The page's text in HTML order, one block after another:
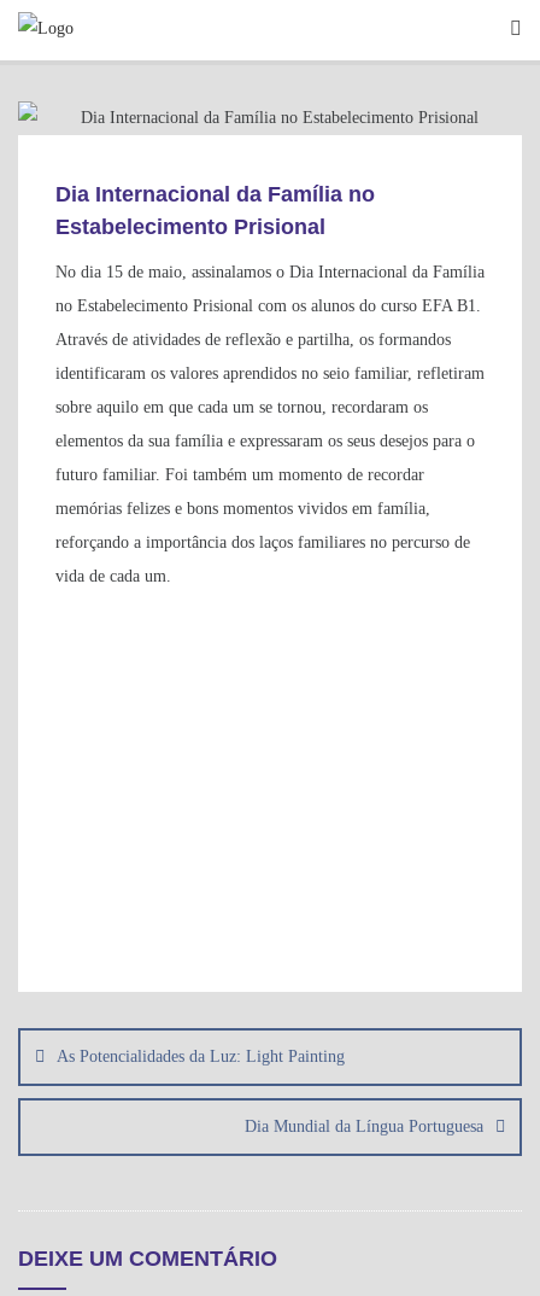
Skip
Dia Internacional da Família no
Estabelecimento Prisional
No dia 15 de maio, assinalamos o Dia Internacional da Família
no Estabelecimento Prisional com os alunos do curso EFA B1.
Através de atividades de reflexão e partilha, os formandos
identificaram os valores aprendidos no seio familiar, refletiram
sobre aquilo em que cada um se tornou, recordaram os
elementos da sua família e expressaram os seus desejos para o
futuro familiar. Foi também um momento de recordar
memórias felizes e bons momentos vividos em família,
reforçando a importância dos laços familiares no percurso de
vida de cada um.
de
artigos
As Potencialidades da Luz: Light Painting
Dia Mundial da Língua Portuguesa
DEIXE UM COMENTÁRIO